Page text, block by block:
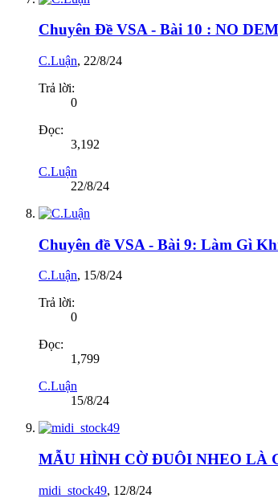
Chuyên Đề VSA - Bài 10 : NO
C.Luận, 22/8/24
Trả lời:
0
Đọc:
3,192
C.Luận
22/8/24
Chuyên đề VSA - Bài 9: Làm Gì
C.Luận, 15/8/24
Trả lời:
0
Đọc:
1,799
C.Luận
15/8/24
MẪU HÌNH CỜ ĐUÔI NHEO LÀ
midi_stock49, 12/8/24